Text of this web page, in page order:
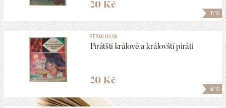
7/10
20 Kč
6/10
FERKO MILAN
Pirátští králové a královští piráti
20 Kč